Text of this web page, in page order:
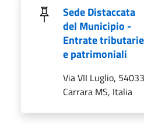
Sede Distaccata
del Municipio -
Entrate tributarie
e patrimoniali
Via VII Luglio, 54033
Carrara MS, Italia